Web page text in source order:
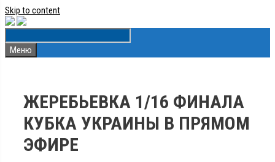
Skip to content
Меню
ЖЕРЕБЬЕВКА 1/16 ФИНАЛА
КУБКА УКРАИНЫ В ПРЯМОМ
ЭФИРЕ